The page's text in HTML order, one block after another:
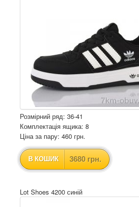
Розмірний ряд: 36-41
Комплектація ящика: 8
Ціна за пару: 460 грн.
В КОШИК 3680 грн.
Lot Shoes 4200 синій